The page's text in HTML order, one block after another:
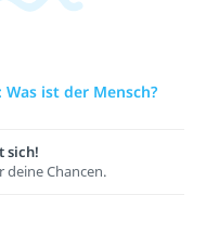
ist der Mensch?
sich!
deine Chancen.